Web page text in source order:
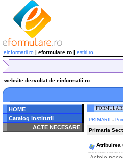
einformatii.ro | eformulare.ro | estiri.ro
website dezvoltat de einformatii.ro
HOME
Catalog institutii
ACTE NECESARE
/home/eformulare.ro/public_html/navigare/
PRIMARII -
Primaria
Atribuirea